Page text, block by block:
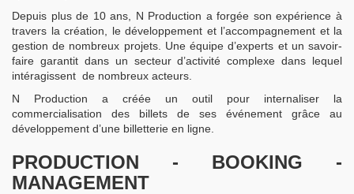
Depuis plus de 10 ans, N Production a forgée son expérience à
travers la création, le développement et l’accompagnement et la
gestion de nombreux projets. Une équipe d’experts et un savoir-
faire garantit dans un secteur d’activité complexe dans lequel
intéragissent de nombreux acteurs.
N Production a créée un outil pour internaliser la
commercialisation des billets de ses événement grâce au
développement d’une billetterie en ligne.
PRODUCTION - BOOKING -
MANAGEMENT